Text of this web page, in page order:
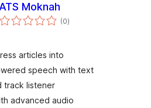
ATS Moknah
(0vērtējumu
kopsumma
)
articles into
speech with text
track listener
advanced audio